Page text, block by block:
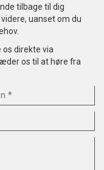
tilbage til dig
uanset om du
direkte via
os til at høre fra